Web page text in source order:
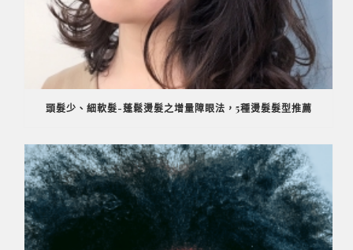
頭髮少、細軟髮-蓬鬆燙髮之增量障眼法，5種燙髮髮型推薦